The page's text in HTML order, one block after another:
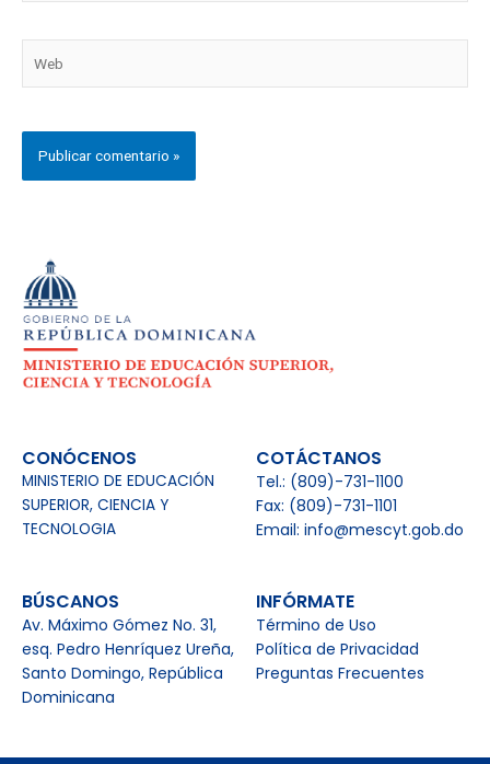
CONÓCENOS
MINISTERIO DE EDUCACIÓN
SUPERIOR, CIENCIA Y
TECNOLOGIA
COTÁCTANOS
Tel.: (809)-731-1100
Fax: (809)-731-1101
Email: info@mescyt.gob.do
BÚSCANOS
Av. Máximo Gómez No. 31,
esq. Pedro Henríquez Ureña,
Santo Domingo, República
Dominicana
INFÓRMATE
Término de Uso
Política de Privacidad
Preguntas Frecuentes